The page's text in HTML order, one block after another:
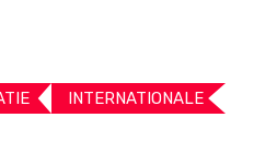
INTERNATIONALE